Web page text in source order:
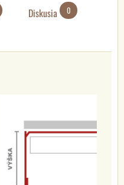
Diskusia 0